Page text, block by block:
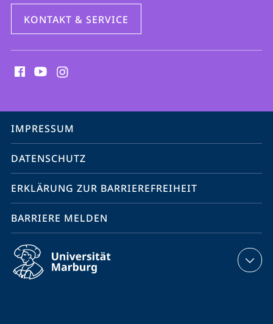
KONTAKT & SERVICE
Media
Service-
Navigation
IMPRESSUM
DATENSCHUTZ
ERKLÄRUNG ZUR BARRIEREFREIHEIT
BARRIERE MELDEN